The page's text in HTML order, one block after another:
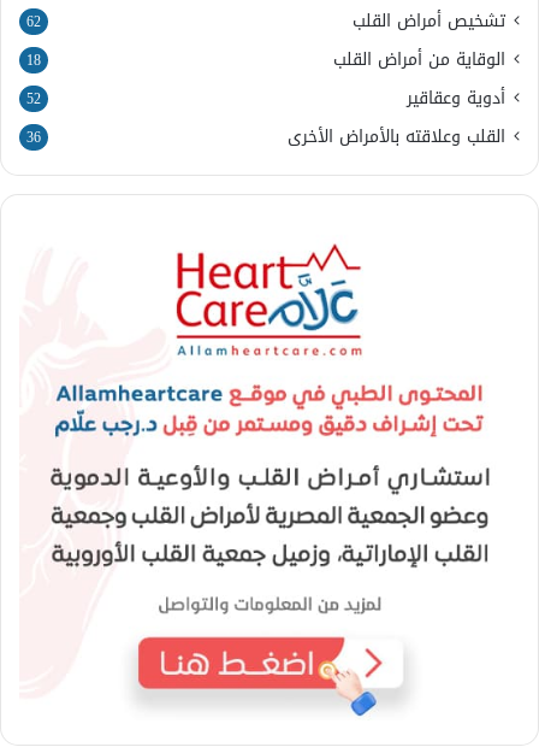
تشخيص أمراض القلب 62
الوقاية من أمراض القلب 18
أدوية وعقاقير 52
القلب وعلاقته بالأمراض الأخرى 36